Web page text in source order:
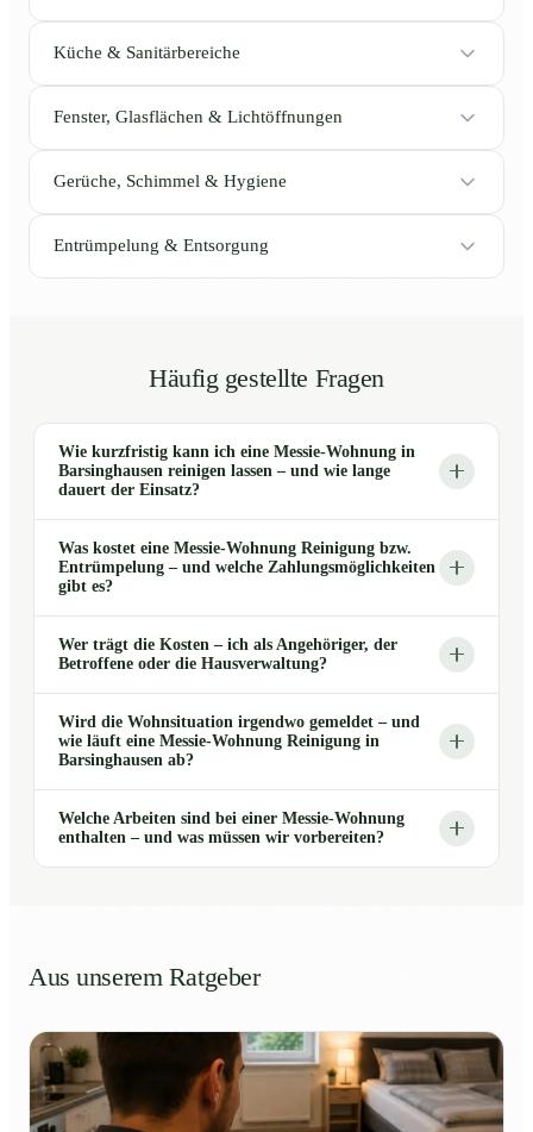
Küche & Sanitärbereiche
Fenster, Glasflächen & Lichtöffnungen
Gerüche, Schimmel & Hygiene
Entrümpelung & Entsorgung
Häufig gestellte Fragen
Wie kurzfristig kann ich eine Messie-Wohnung in
Barsinghausen reinigen lassen – und wie lange
dauert der Einsatz?
Was kostet eine Messie-Wohnung Reinigung bzw.
Entrümpelung – und welche Zahlungsmöglichkeiten
gibt es?
Wer trägt die Kosten – ich als Angehöriger, der
Betroffene oder die Hausverwaltung?
Wird die Wohnsituation irgendwo gemeldet – und
wie läuft eine Messie-Wohnung Reinigung in
Barsinghausen ab?
Welche Arbeiten sind bei einer Messie-Wohnung
enthalten – und was müssen wir vorbereiten?
Aus unserem Ratgeber